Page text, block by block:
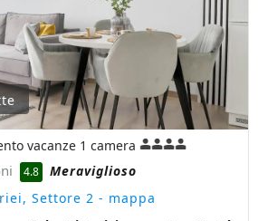
vacanze 1 camera
4.8
Meraviglioso
Settore 2 - mappa